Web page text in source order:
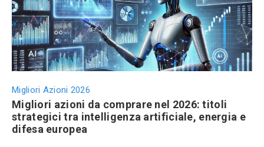
Migliori Azioni 2026
Migliori azioni da comprare nel 2026: titoli
strategici tra intelligenza artificiale, energia e
difesa europea